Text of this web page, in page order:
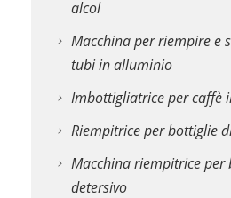
alcol
Macchina per riempire e
tubi in alluminio
Imbottigliatrice per caffè
Riempitrice per bottiglie
Macchina riempitrice per
detersivo